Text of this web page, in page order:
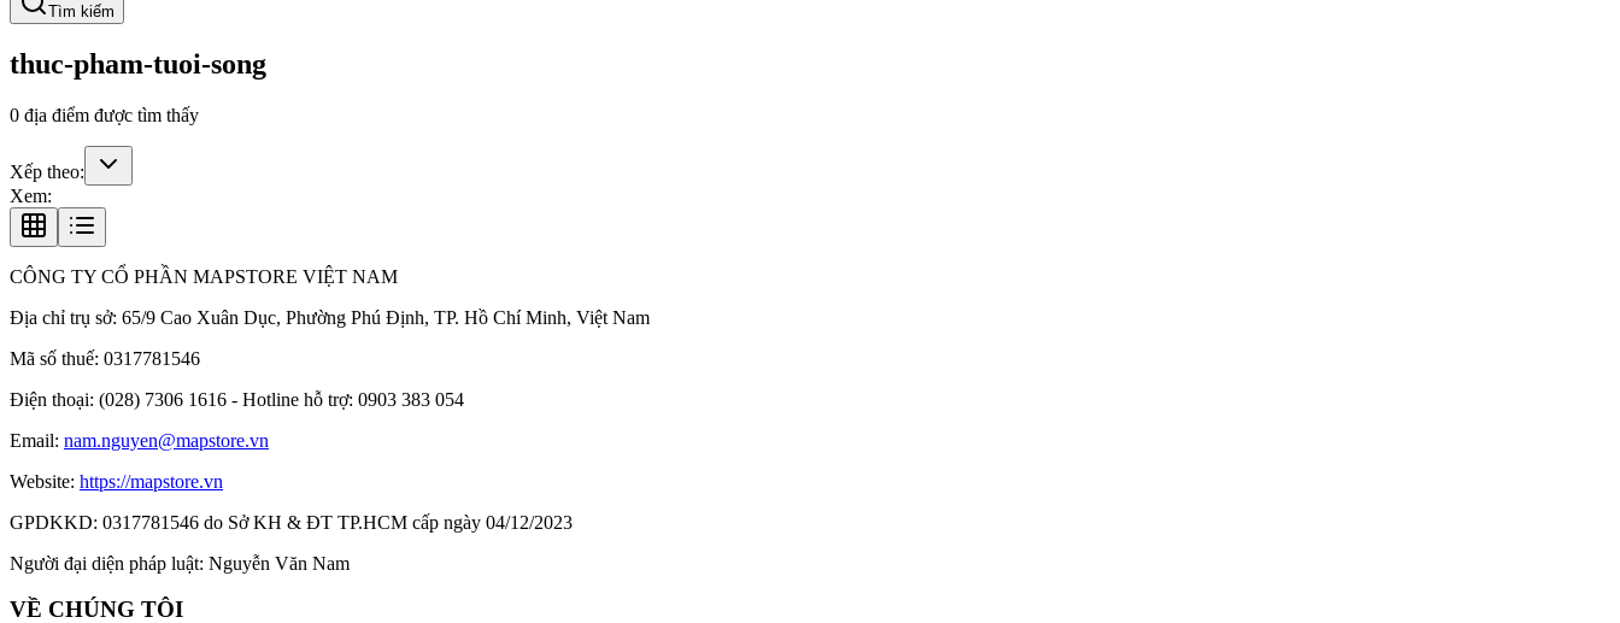
Tìm kiếm
thuc-pham-tuoi-song
0 địa điểm được tìm thấy
Xếp theo:
Xem:
CÔNG TY CỔ PHẦN MAPSTORE VIỆT NAM
Địa chỉ trụ sở: 65/9 Cao Xuân Dục, Phường Phú Định, TP. Hồ Chí Minh, Việt Nam
Mã số thuế: 0317781546
Điện thoại: (028) 7306 1616 - Hotline hỗ trợ: 0903 383 054
Email: nam.nguyen@mapstore.vn
Website: https://mapstore.vn
GPDKKD: 0317781546 do Sở KH & ĐT TP.HCM cấp ngày 04/12/2023
Người đại diện pháp luật: Nguyễn Văn Nam
VỀ CHÚNG TÔI